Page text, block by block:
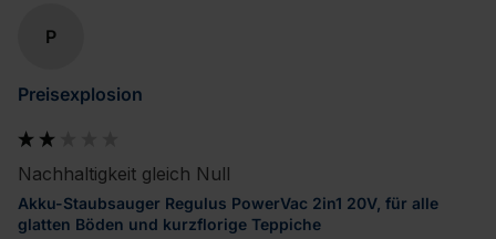
P
Preisexplosion
Nachhaltigkeit gleich Null
Akku-Staubsauger Regulus PowerVac 2in1 20V, für alle
glatten Böden und kurzflorige Teppiche